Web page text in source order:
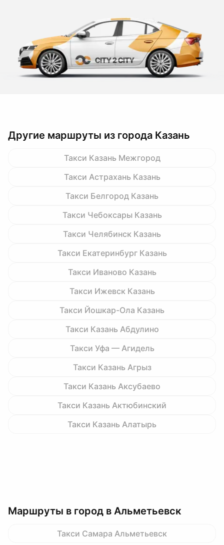
Другие маршруты из города Казань
Такси Казань Межгород
Такси Астрахань Казань
Такси Белгород Казань
Такси Чебоксары Казань
Такси Челябинск Казань
Такси Екатеринбург Казань
Такси Иваново Казань
Такси Ижевск Казань
Такси Йошкар-Ола Казань
Такси Казань Абдулино
Такси Уфа — Агидель
Такси Казань Агрыз
Такси Казань Аксубаево
Такси Казань Актюбинский
Такси Казань Алатырь
Маршруты в город в Альметьевск
Такси Самара Альметьевск